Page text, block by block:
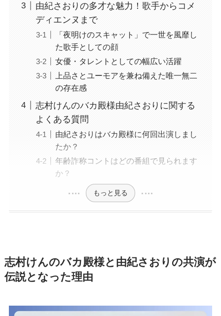
由紀さおりの多才な魅力！歌手からコメ
ディエンヌまで
「夜明けのスキャット」で一世を風靡し
た歌手としての顔
女優・タレントとしての幅広い活躍
上品さとユーモアを兼ね備えた唯一無二
の存在感
志村けんのバカ殿様由紀さおりに関する
よくある質問
由紀さおりはバカ殿様に何回出演しまし
たか？
年齢詐称コントはどの番組で見られます
か？
もっと見る
志村けんのバカ殿様と由紀さおりの共演が
伝説となった理由